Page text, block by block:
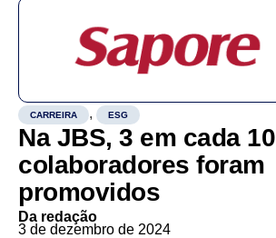
CARREIRA , ESG
Na JBS, 3 em cada 10
colaboradores foram
promovidos
Da redação
3 de dezembro de 2024